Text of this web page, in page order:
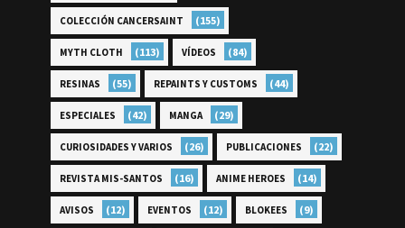
COLECCIÓN CANCERSAINT (155)
MYTH CLOTH (113) VÍDEOS (84)
RESINAS (55) REPAINTS Y CUSTOMS (44)
ESPECIALES (42) MANGA (29)
CURIOSIDADES Y VARIOS (26) PUBLICACIONES (22)
REVISTA MIS-SANTOS (16) ANIME HEROES (14)
AVISOS (12) EVENTOS (12) BLOKEES (9)